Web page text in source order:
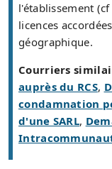
l'établissement (cf
licences
géographique.
Courriers
auprès du RCS,
condamnation
d'une SARL,